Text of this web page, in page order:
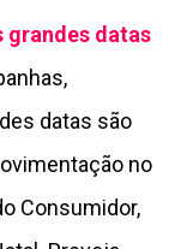
grandes datas
datas são
no
Consumidor,